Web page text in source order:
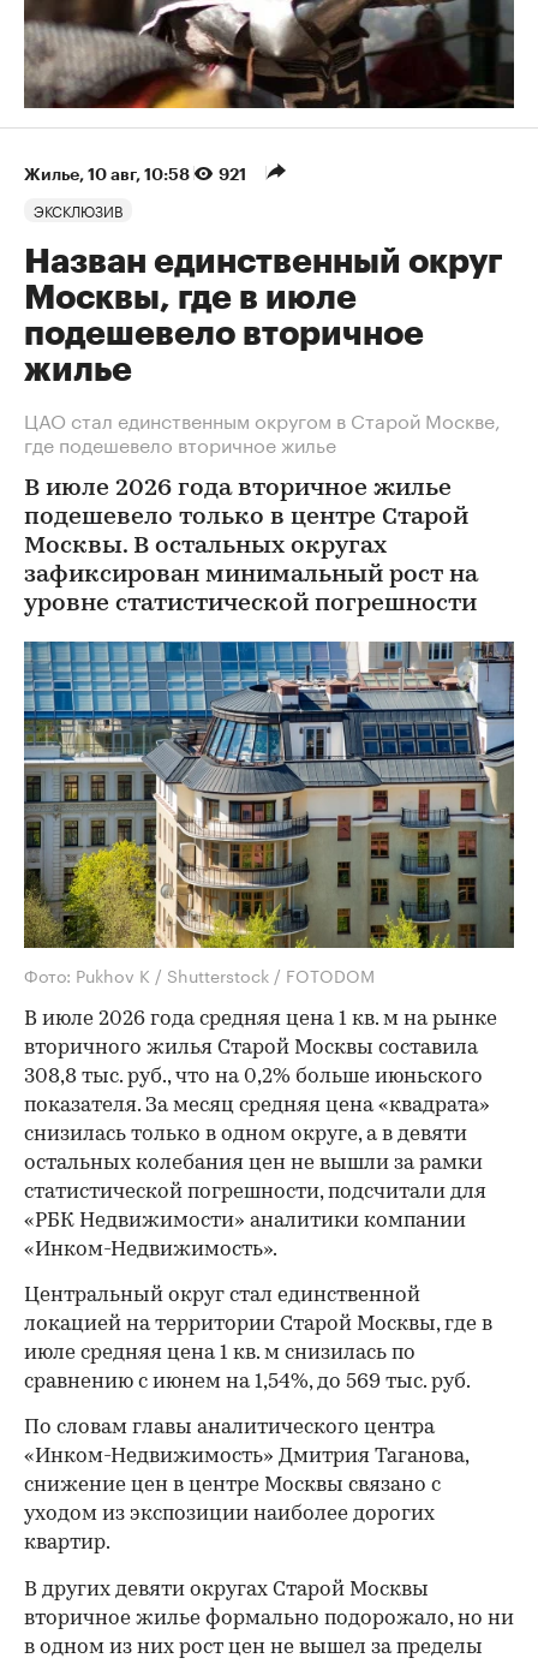
Жилье⁠, 10 авг, 10:58 921
ЭКСКЛЮЗИВ
Назван единственный округ
Москвы, где в июле
подешевело вторичное
жилье
ЦАО стал единственным округом в Старой Москве,
где подешевело вторичное жилье
В июле 2026 года вторичное жилье
подешевело только в центре Старой
Москвы. В остальных округах
зафиксирован минимальный рост на
уровне статистической погрешности
Фото: Pukhov K / Shutterstock / FOTODOM
В июле 2026 года средняя цена 1 кв. м на рынке
вторичного жилья Старой Москвы составила
308,8 тыс. руб., что на 0,2% больше июньского
показателя. За месяц средняя цена «квадрата»
снизилась только в одном округе, а в девяти
остальных колебания цен не вышли за рамки
статистической погрешности, подсчитали для
«РБК Недвижимости» аналитики компании
«Инком-Недвижимость».
Центральный округ стал единственной
локацией на территории Старой Москвы, где в
июле средняя цена 1 кв. м снизилась по
сравнению с июнем на 1,54%, до 569 тыс. руб.
По словам главы аналитического центра
«Инком-Недвижимость» Дмитрия Таганова,
снижение цен в центре Москвы связано с
уходом из экспозиции наиболее дорогих
квартир.
В других девяти округах Старой Москвы
вторичное жилье формально подорожало, но ни
в одном из них рост цен не вышел за пределы